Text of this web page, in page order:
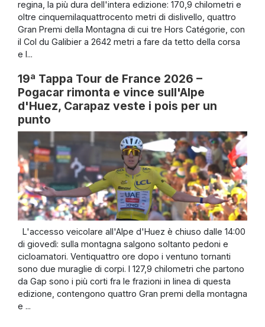
regina, la più dura dell'intera edizione: 170,9 chilometri e
oltre cinquemilaquattrocento metri di dislivello, quattro
Gran Premi della Montagna di cui tre Hors Catégorie, con
il Col du Galibier a 2642 metri a fare da tetto della corsa
e l...
19ª Tappa Tour de France 2026 –
Pogacar rimonta e vince sull'Alpe
d'Huez, Carapaz veste i pois per un
punto
L'accesso veicolare all'Alpe d'Huez è chiuso dalle 14:00
di giovedì: sulla montagna salgono soltanto pedoni e
cicloamatori. Ventiquattro ore dopo i ventuno tornanti
sono due muraglie di corpi. I 127,9 chilometri che partono
da Gap sono i più corti fra le frazioni in linea di questa
edizione, contengono quattro Gran premi della montagna
e ...